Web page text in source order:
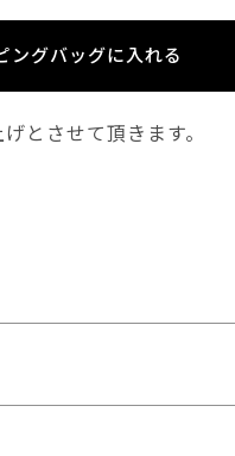
ングバッグに入れる
とさせて頂きます。